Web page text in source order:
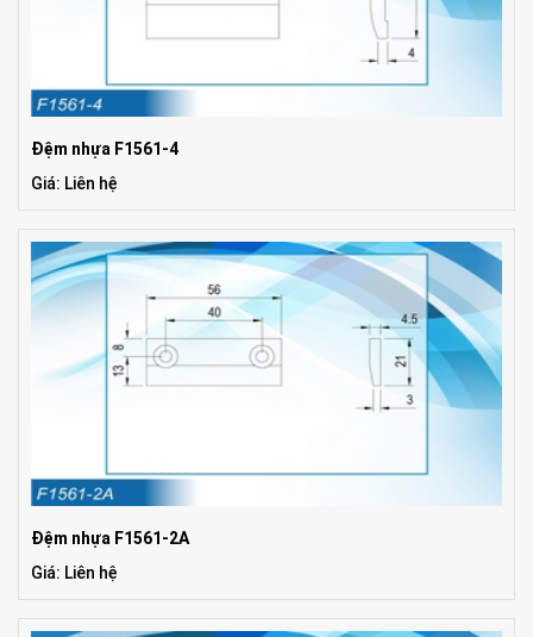
Đệm nhựa F1561-4
Giá: Liên hệ
Đệm nhựa F1561-2A
Giá: Liên hệ